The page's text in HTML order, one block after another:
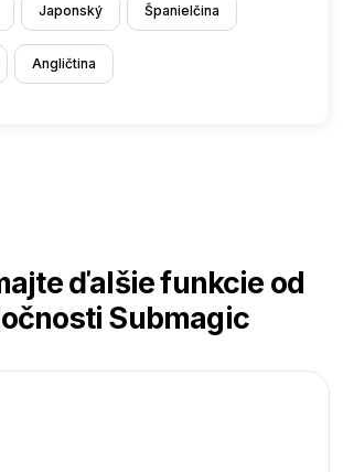
Japonský Španielčina
Angličtina
ďalšie funkcie od
Submagic